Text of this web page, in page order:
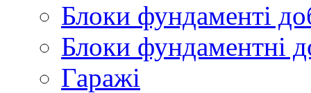
Блоки фундаменті
Блоки фундаментні
Гаражі